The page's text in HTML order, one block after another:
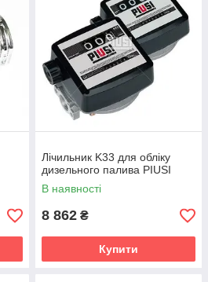
Лічильник K33 для обліку
дизельного палива PIUSI
В наявності
8 862 ₴
Купити